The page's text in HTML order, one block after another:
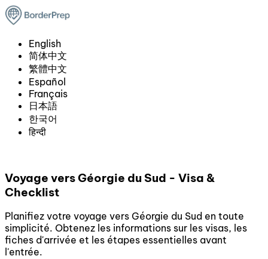
English
简体中文
繁體中文
Español
Français
日本語
한국어
हिन्दी
Voyage vers Géorgie du Sud - Visa &
Checklist
Planifiez votre voyage vers Géorgie du Sud en toute
simplicité. Obtenez les informations sur les visas, les
fiches d'arrivée et les étapes essentielles avant
l'entrée.